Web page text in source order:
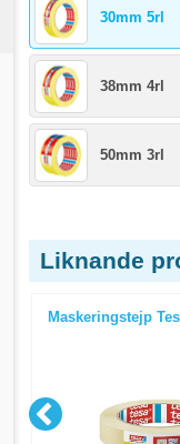
30mm 5rl
38mm 4rl
50mm 3rl
Liknande
Maskeringstejp